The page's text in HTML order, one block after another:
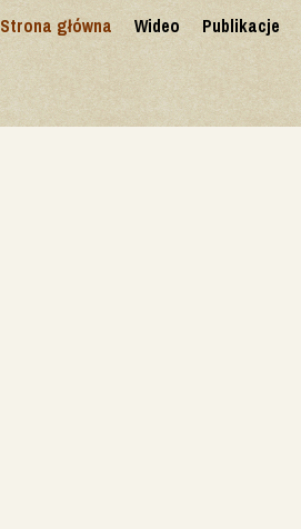
Strona główna Wideo Publikacje